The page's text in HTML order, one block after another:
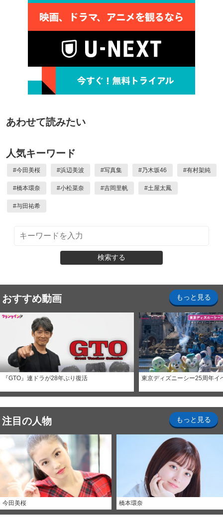
あわせて読みたい
人気キーワード
#今田美桜 #浜辺美波 #写真集 #乃木坂46 #有村架純
#橋本環奈 #小松菜奈 #吉岡里帆 #土屋太鳳
#与田祐希
検索する
おすすめ動画 もっと見る
『GTO』連ドラが28年ぶり復活 東京ディズニーシー25周年イ
注目の人物 もっと見る
今田美桜 橋本環奈